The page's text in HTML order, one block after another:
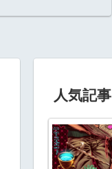
人気記事